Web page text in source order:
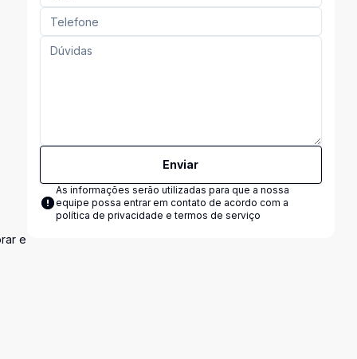
e
Enviar
As informações serão utilizadas para que a nossa
equipe possa entrar em contato de acordo com a
política de privacidade e termos de serviço